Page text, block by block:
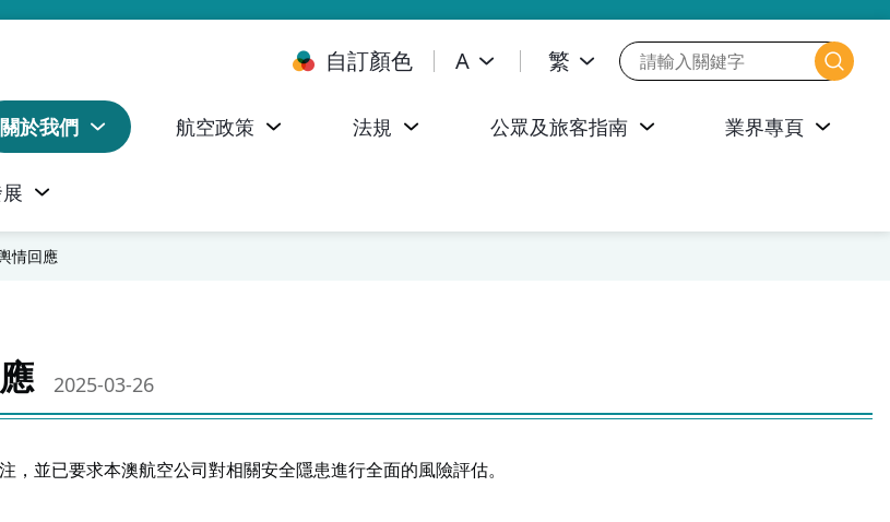
自訂顏色 A 繁
關於我們 航空政策 法規 公眾及旅客指南 業界專頁
情回應
2025-03-26
並已要求本澳航空公司對相關安全隱患進行全面的風險評估。